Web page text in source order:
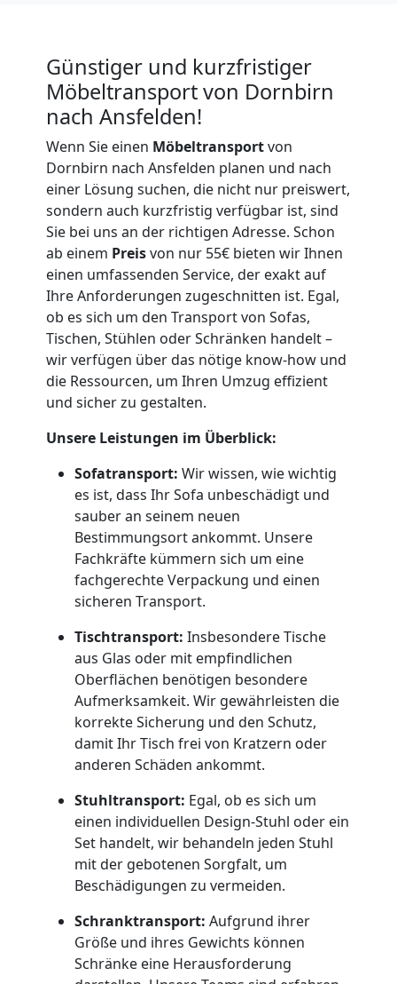
Günstiger und kurzfristiger
Möbeltransport von Dornbirn
nach Ansfelden!
Wenn Sie einen Möbeltransportvon
Dornbirn nach Ansfelden planen und nach
einer Lösung suchen, die nicht nur preiswert,
sondern auch kurzfristig verfügbar ist, sind
Sie bei uns an der richtigen Adresse. Schon
ab einem Preisvon nur 55€ bieten wir Ihnen
einen umfassenden Service, der exakt auf
Ihre Anforderungen zugeschnitten ist. Egal,
ob es sich um den Transport von Sofas,
Tischen, Stühlen oder Schränken handelt –
wir verfügen über das nötige know-how und
die Ressourcen, um Ihren Umzug effizient
und sicher zu gestalten.
Unsere Leistungen im Überblick:
Sofatransport: Wir wissen, wie wichtig
es ist, dass Ihr Sofa unbeschädigt und
sauber an seinem neuen
Bestimmungsort ankommt. Unsere
Fachkräfte kümmern sich um eine
fachgerechte Verpackung und einen
sicheren Transport.
Tischtransport: Insbesondere Tische
aus Glas oder mit empfindlichen
Oberflächen benötigen besondere
Aufmerksamkeit. Wir gewährleisten die
korrekte Sicherung und den Schutz,
damit Ihr Tisch frei von Kratzern oder
anderen Schäden ankommt.
Stuhltransport: Egal, ob es sich um
einen individuellen Design-Stuhl oder ein
Set handelt, wir behandeln jeden Stuhl
mit der gebotenen Sorgfalt, um
Beschädigungen zu vermeiden.
Schranktransport: Aufgrund ihrer
Größe und ihres Gewichts können
Schränke eine Herausforderung
Kleiner
Umzug
Dornbirn
Küchenumzug
Dornbirn
Umzug
und
Lagerung
Dornbirn
Service-
Umzug
Dornbirn
Qualitäts-
Umzüge
Dornbirn
Vereinsumzug
Dornbirn